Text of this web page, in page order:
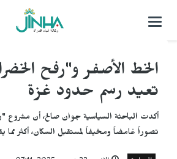
التحكم
الخط الأصفر و"رفح
تعيد رسم حدود غزة
أكدت الباحثة السياسية جوان صالح، أن مشروع
تصوراً غامضاً ومخيفاً لمستقبل السكان، أكثر مما